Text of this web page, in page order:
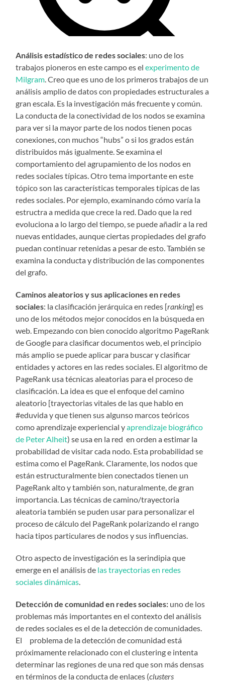
Análisis estadístico de redes sociales: uno de los
trabajos pioneros en este campo es elexperimento de
Milgram. Creo que es uno de los primeros trabajos de un
análisis amplio de datos con propiedades estructurales a
gran escala. Es la investigación más frecuente y común.
La conducta de la conectividad de los nodos se examina
para ver si la mayor parte de los nodos tienen pocas
conexiones, con muchos “hubs” o si los grados están
distribuidos más igualmente. Se examina el
comportamiento del agrupamiento de los nodos en
redes sociales típicas. Otro tema importante en este
tópico son las características temporales típicas de las
redes sociales. Por ejemplo, examinando cómo varía la
estructra a medida que crece la red. Dado que la red
evoluciona a lo largo del tiempo, se puede añadir a la red
nuevas entidades, aunque ciertas propiedades del grafo
puedan continuar retenidas a pesar de esto. También se
examina la conducta y distribución de las componentes
del grafo.
Caminos aleatorios y sus aplicaciones en redes
sociales: la clasificación jerárquica en redes [ranking] es
uno de los métodos mejor conocidos en la búsqueda en
web. Empezando con bien conocido algoritmo PageRank
de Google para clasificar documentos web, el principio
más amplio se puede aplicar para buscar y clasificar
entidades y actores en las redes sociales. El algoritmo de
PageRank usa técnicas aleatorias para el proceso de
clasificación. La idea es que el enfoque del camino
aleatorio [trayectorias vitales de las que hablo en
#eduvida y que tienen sus algunso marcos teóricos
como aprendizaje experiencial yaprendizaje biográfico
de Peter Alheit) se usa en la red en orden a estimar la
probabilidad de visitar cada nodo. Esta probabilidad se
estima como el PageRank. Claramente, los nodos que
están estructuralmente bien conectados tienen un
PageRank alto y también son, naturalmente, de gran
importancia. Las técnicas de camino/trayectoria
aleatoria también se puden usar para personalizar el
proceso de cálculo del PageRank polarizando el rango
hacia tipos particulares de nodos y sus influencias.
Otro aspecto de investigación es la serindipia que
emerge en el análisis de las trayectorias en redes
sociales dinámicas.
Detección de comunidad en redes sociales: uno de los
problemas más importantes en el contexto del análisis
de redes sociales es el de la detección de comunidades.
El problema de la detección de comunidad está
próximamente relacionado con el clustering e intenta
determinar las regiones de una red que son más densas
en términos de la conducta de enlaces (clusters